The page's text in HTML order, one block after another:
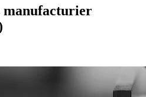
manufacturier